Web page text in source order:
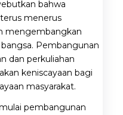
bahwa
menerus
mengembangkan
Pembangunan
dan perkuliahan
keniscayaan bagi
masyarakat.
pembangunan